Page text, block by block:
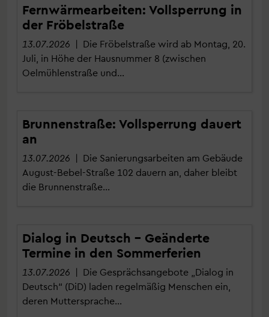
Fernwärmearbeiten: Vollsperrung in
der Fröbelstraße
13.07.2026 | Die Fröbelstraße wird ab Montag, 20.
Juli, in Höhe der Hausnummer 8 (zwischen
Oelmühlenstraße und…
Brunnenstraße: Vollsperrung dauert
an
13.07.2026 | Die Sanierungsarbeiten am Gebäude
August-Bebel-Straße 102 dauern an, daher bleibt
die Brunnenstraße…
Dialog in Deutsch – Geänderte
Termine in den Sommerferien
13.07.2026 | Die Gesprächsangebote „Dialog in
Deutsch“ (DiD) laden regelmäßig Menschen ein,
deren Muttersprache…